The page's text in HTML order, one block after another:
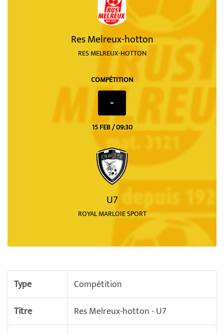
Res Melreux-hotton
RES MELREUX-HOTTON
COMPÉTITION
-
15 FEB / 09:30
U7
ROYAL MARLOIE SPORT
Type
Compétition
Titre
Res Melreux-hotton - U7